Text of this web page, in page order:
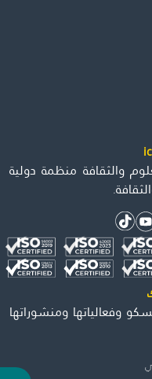
والثقافة منظمة دولية
وفعالياتها ومنشوراتها